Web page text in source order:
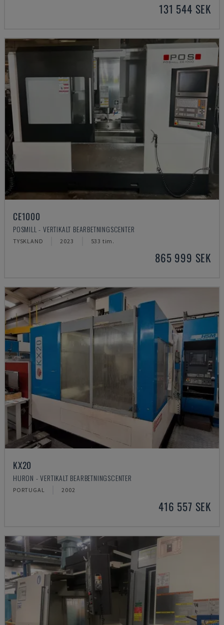
131 544 SEK
CE1000
POSMILL - VERTIKALT BEARBETNINGSCENTER
TYSKLAND 2023 533 tim.
865 999 SEK
KX20
HURON - VERTIKALT BEARBETNINGSCENTER
PORTUGAL 2002
416 557 SEK